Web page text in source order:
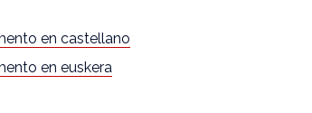
en castellano
en euskera